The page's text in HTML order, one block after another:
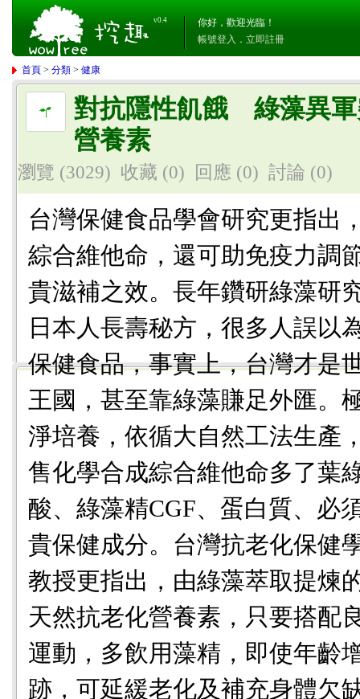
v0.4
你好，歡迎光臨！
帳號登入 ． 立即註冊
首頁 >分類 >健康
對抗隱性飢餓 綠藻異軍
營養素
瀏覽 (3029) 收藏 (0) 回應 (0) 討論 (0)
台灣保健食品學會研究更指出
綜合維他命，還可助免疫力調
貴滋補之效。長年鑽研綠藻研
日本人長壽秘方，很多人誤以
保健食品，事實上，台灣才是
王國，甚至靠綠藻賺足外匯。
淨培養，依循大自然工法生產
售化學合成綜合維他命多了葉
酸、綠藻精CGF、蛋白質、必
貴保健成分。台灣抗老化保健
教授更指出，由綠藻萃取提煉
天然抗老化營養素，只要搭配
運動，多飲用藻精，即使年齡
跡，可延緩老化及補充身體欠